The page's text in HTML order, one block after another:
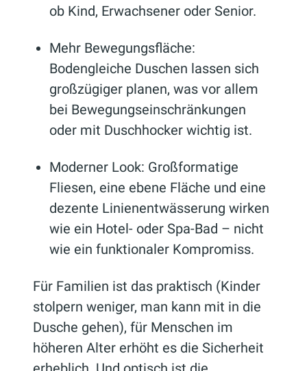
ob Kind, Erwachsener oder Senior.
Mehr Bewegungsfläche:
Bodengleiche Duschen lassen sich
großzügiger planen, was vor allem
bei Bewegungseinschränkungen
oder mit Duschhocker wichtig ist.
Moderner Look: Großformatige
Fliesen, eine ebene Fläche und eine
dezente Linienentwässerung wirken
wie ein Hotel- oder Spa-Bad – nicht
wie ein funktionaler Kompromiss.
Für Familien ist das praktisch (Kinder
stolpern weniger, man kann mit in die
Dusche gehen), für Menschen im
höheren Alter erhöht es die Sicherheit